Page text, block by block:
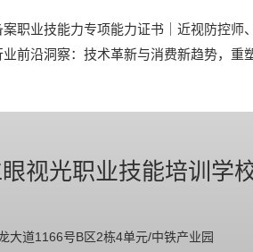
案职业技能力专项能力证书｜近视防控
业前沿洞察：技术革新与消费新趋势，重
视光职业技能培训学
大道1166号B区2栋4单元/中铁产业园